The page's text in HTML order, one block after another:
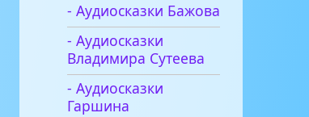
- Аудиосказки Бажова
- Аудиосказки
Владимира Сутеева
- Аудиосказки
Гаршина